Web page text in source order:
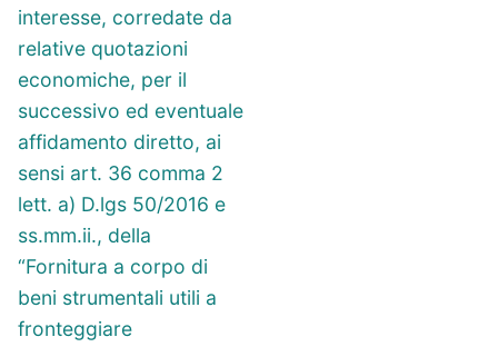
interesse, corredate da
relative quotazioni
economiche, per il
successivo ed eventuale
affidamento diretto, ai
sensi art. 36 comma 2
lett. a) D.lgs 50/2016 e
ss.mm.ii., della
“Fornitura a corpo di
beni strumentali utili a
fronteggiare